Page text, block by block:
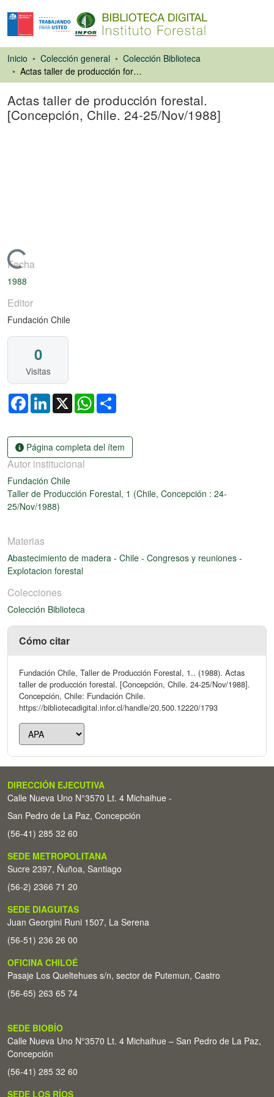
Inicio Colección general
Colección Biblioteca
Actas taller de producción forestal. [Concepción, Chile. 24-25/Nov/1988]
Actas taller de producción forestal.
[Concepción, Chile. 24-25/Nov/1988]
Cargando...
Fecha
1988
Editor
Fundación Chile
0
Visitas
FacebookLinkedIn
X WhatsApp
Página completa del ítem
Autor institucional
Fundación Chile
Taller de Producción Forestal, 1 (Chile, Concepción : 24-
25/Nov/1988)
Materias
Abastecimiento de madera - Chile - Congresos y reuniones -
Explotacion forestal
Colecciones
Colección Biblioteca
Cómo citar
Fundación Chile, Taller de Producción Forestal, 1.. (1988). Actas
taller de producción forestal. [Concepción, Chile. 24-25/Nov/1988].
Concepción, Chile: Fundación Chile.
https://bibliotecadigital.infor.cl/handle/20.500.12220/1793
DIRECCIÓN EJECUTIVA
Calle Nueva Uno N°3570 Lt. 4 Michaihue -
San Pedro de La Paz, Concepción
(56-41) 285 32 60
SEDE METROPOLITANA
Sucre 2397, Ñuñoa, Santiago
(56-2) 2366 71 20
SEDE DIAGUITAS
Juan Georgini Runi 1507, La Serena
(56-51) 236 26 00
OFICINA CHILOÉ
Pasaje Los Queltehues s/n, sector de Putemun, Castro
(56-65) 263 65 74
SEDE BIOBÍO
Calle Nueva Uno N°3570 Lt. 4 Michaihue – San Pedro de La Paz,
Concepción
(56-41) 285 32 60
SEDE LOS RÍOS